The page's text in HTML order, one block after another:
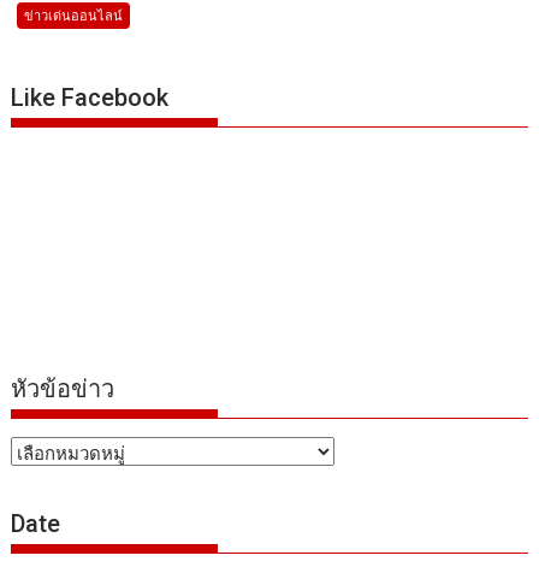
ข่าวเด่นออนไลน์
Like Facebook
หัวข้อข่าว
หัวข้อ
Date